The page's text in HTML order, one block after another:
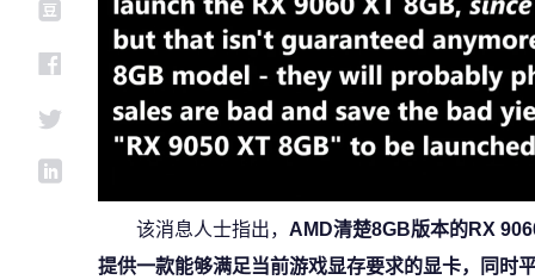
该消息人士指出， AMD清楚8GB版本的RX
提供一款能够满足当前游戏显存要求的显卡，同时